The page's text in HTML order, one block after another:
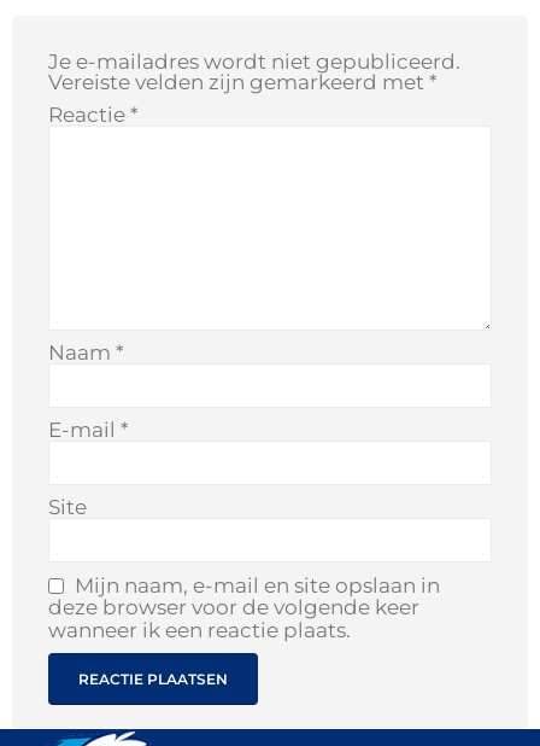
Je e-mailadres wordt niet gepubliceerd.
Vereiste velden zijn gemarkeerd met *
Reactie *
Naam *
E-mail *
Site
Mijn naam, e-mail en site opslaan in
deze browser voor de volgende keer
wanneer ik een reactie plaats.